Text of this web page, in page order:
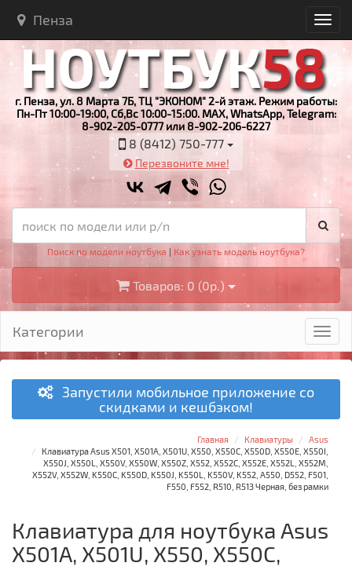
Пенза
г. Пенза, ул. 8 Марта 7Б, ТЦ "ЭКОНОМ" 2-й этаж. Режим работы:
Пн-Пт 10:00-19:00, Сб,Вс 10:00-15:00. MAX, WhatsApp, Telegram:
8-902-205-0777 или 8-902-206-6227
8 (8412) 750-777
Перезвоните мне!
Поиск по модели ноутбука | Как узнать модель ноутбука?
Товаров: 0 (0р.)
Категории
Запустили мобильное приложение со
скидками и кешбэком!
Главная Клавиатуры
Asus
Клавиатура Asus X501, X501A, X501U, X550, X550C, X550D, X550E, X550I,
X550J, X550L, X550V, X550W, X550Z, X552, X552C, X552E, X552L, X552M,
X552V, X552W, K550C, K550D, K550J, K550L, K550V, K552, A550, D552, F501,
F550, F552, R510, R513 Черная, без рамки
Клавиатура для ноутбука Asus
X501A, X501U, X550, X550C,